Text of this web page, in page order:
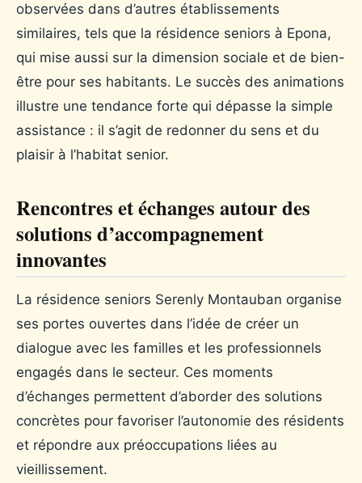
observées dans d’autres établissements
similaires, tels que la résidence seniors à Epona,
qui mise aussi sur la dimension sociale et de bien-
être pour ses habitants. Le succès des animations
illustre une tendance forte qui dépasse la simple
assistance : il s’agit de redonner du sens et du
plaisir à l’habitat senior.
Rencontres et échanges autour des
solutions d’accompagnement
innovantes
La résidence seniors Serenly Montauban organise
ses portes ouvertes dans l’idée de créer un
dialogue avec les familles et les professionnels
engagés dans le secteur. Ces moments
d’échanges permettent d’aborder des solutions
concrètes pour favoriser l’autonomie des résidents
et répondre aux préoccupations liées au
vieillissement.